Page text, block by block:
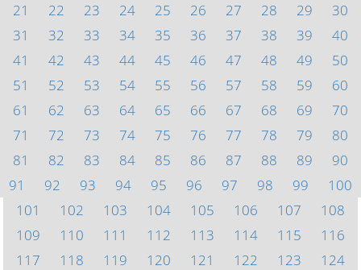
21
22 23 24 25 26 27 28 29
30
31
32 33 34 35 36 37 38 39
40
41
42 43 44 45 46 47 48 49
50
51
52 53 54 55 56 57 58 59
60
61
62 63 64 65 66 67 68 69
70
71
72 73 74 75 76 77 78 79
80
81
82 83 84 85 86 87 88 89
90
91
92 93 94 95 96 97 98 99
100
101
102 103 104 105 106 107
108
109
110 111 112 113 114 115
116
117
118 119 120 121 122 123
124